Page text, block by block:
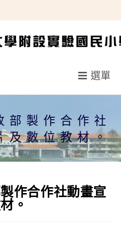
選單
部製作合作社
及數位教材。
作合作社動畫宣
。